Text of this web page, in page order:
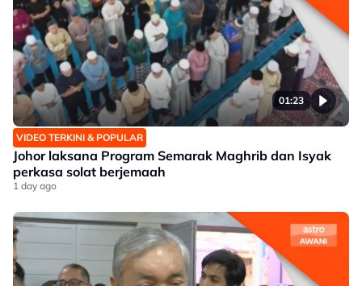
01:23
VIDEO TERKINI & POPULAR
Johor laksana Program Semarak Maghrib dan Isyak
perkasa solat berjemaah
1 day ago